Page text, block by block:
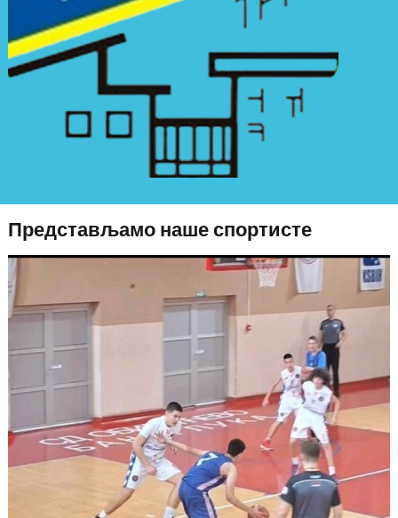
Представљамо наше спортисте